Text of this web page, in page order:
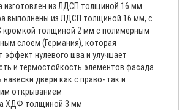
изготовлен из ЛДСП толщиной 16 мм
выполнены из ЛДСП толщиной 16 мм, с
кромкой толщиной 2 мм с полимерным
слоем (Германия), которая
эффект нулевого шва и улучшает
и термостойкость элементов фасада
двери как с право- так и
открыванием
ХДФ толщиной 3 мм